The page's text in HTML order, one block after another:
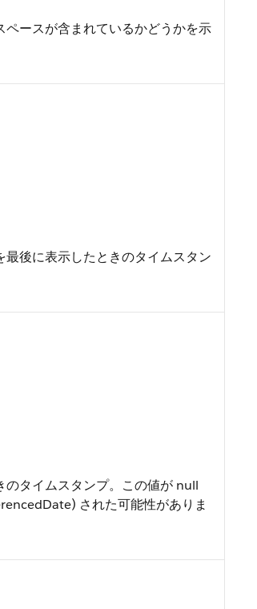
ースが含まれているかどうかを示
後に表示したときのタイムスタン
タイムスタンプ。この値が null
された可能性がありま